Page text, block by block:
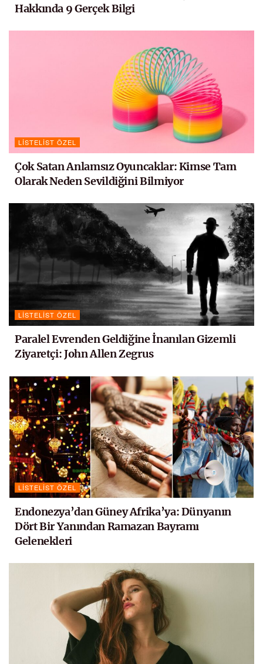
Hakkında 9 Gerçek Bilgi
LISTELIST ÖZEL
Çok Satan Anlamsız Oyuncaklar: Kimse Tam
Olarak Neden Sevildiğini Bilmiyor
LISTELIST ÖZEL
Paralel Evrenden Geldiğine İnanılan Gizemli
Ziyaretçi: John Allen Zegrus
LISTELIST ÖZEL
Endonezya’dan Güney Afrika’ya: Dünyanın
Dört Bir Yanından Ramazan Bayramı
Gelenekleri